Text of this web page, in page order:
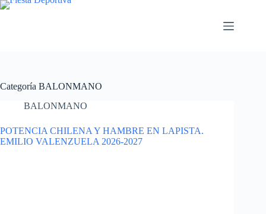
Saltar
Categoría BALONMANO
BALONMANO
POTENCIA CHILENA Y HAMBRE EN LAPISTA.
EMILIO VALENZUELA 2026-2027